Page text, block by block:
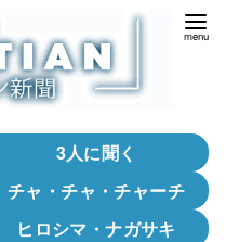
3人に聞く
チャ・チャ・チャーチ
ヒロシマ・ナガサキ